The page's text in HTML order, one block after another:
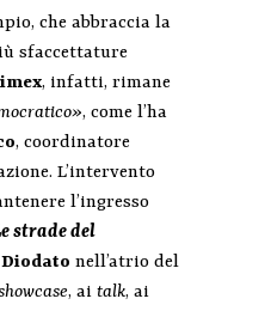
che abbraccia la
sfaccettature
, infatti, rimane
, come l’ha
, coordinatore
L’intervento
l’ingresso
strade del
Diodato nell’atrio del
, ai talk, ai